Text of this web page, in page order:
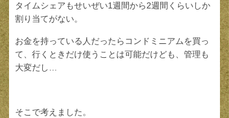
タイムシェアもせいぜい1週間から2週間くらいしか
割り当てがない。
お金を持っている人だったらコンドミニアムを買っ
て、行くときだけ使うことは可能だけども、管理も
大変だし…
そこで考えました。